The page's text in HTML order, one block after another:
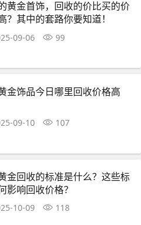
黄金首饰，回收的价比买的价
？其中的套路你要知道！
09-06 99
金饰品今日哪里回收价格高
09-10 107
金回收的标准是什么？这些标
影响回收价格？
10-09 118